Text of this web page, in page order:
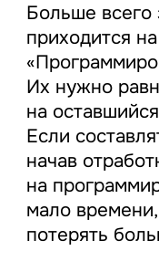
Больше всего
приходится
Их нужно
на
Если
начав
на
мало
потерять